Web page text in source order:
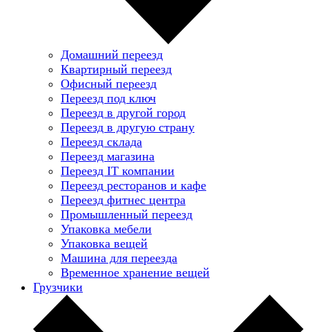
Домашний переезд
Квартирный переезд
Офисный переезд
Переезд под ключ
Переезд в другой город
Переезд в другую страну
Переезд склада
Переезд магазина
Переезд IT компании
Переезд ресторанов и кафе
Переезд фитнес центра
Промышленный переезд
Упаковка мебели
Упаковка вещей
Машина для переезда
Временное хранение вещей
Грузчики